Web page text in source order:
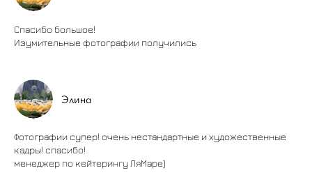
Спасибо большое!
Изумительные фотографии получились
Элина
Фотографии супер! очень нестандартные и художественные
кадры! спасибо!
менеджер по кейтерингу ЛяМаре)